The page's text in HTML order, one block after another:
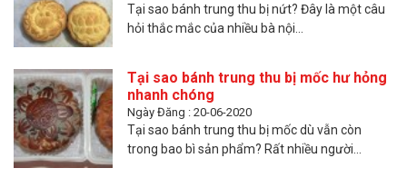
Tại sao bánh trung thu bị nứt? Đây là một câu
hỏi thắc mắc của nhiều bà nội...
Tại sao bánh trung thu bị mốc hư hỏng
nhanh chóng
Ngày Đăng : 20-06-2020
Tại sao bánh trung thu bị mốc dù vẫn còn
trong bao bì sản phẩm? Rất nhiều người...